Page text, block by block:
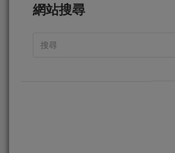
網站搜尋